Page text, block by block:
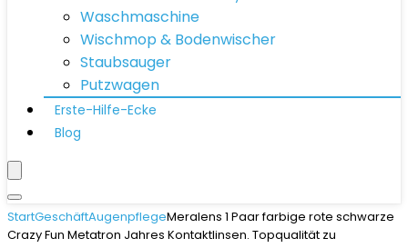
Waschmaschine
Wischmop & Bodenwischer
Staubsauger
Putzwagen
Erste-Hilfe-Ecke
Blog
StartGeschäftAugenpflegeMeralens 1 Paar farbige rote schwarze
Crazy Fun Metatron Jahres Kontaktlinsen. Topqualität zu